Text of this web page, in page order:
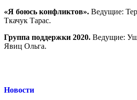
«Я боюсь конфликтов». Ведущие:
Ткачук Тарас.
Группа поддержки 2020. Ведущие:
Явиц Ольга.
Новости